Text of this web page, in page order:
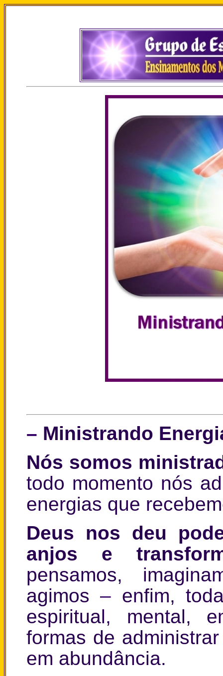
– Ministrando
Nós somos
todo momento nós
energias que
Deus nos deu
anjos e
pensamos,
agimos– enfim,
espiritual, mental,
formas de
em abundância.